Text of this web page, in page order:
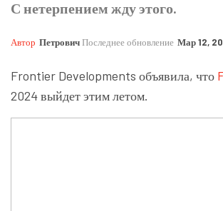
С нетерпением жду этого.
Автор ПетровичПоследнее обновление Мар 12,
Frontier Developments объявила, что
2024 выйдет этим летом.